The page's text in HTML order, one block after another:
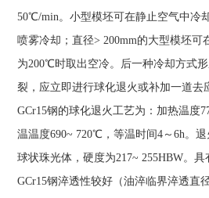
50℃/min。小型模坯可在静止空气中冷
喷雾冷却；直径> 200mm的大型模坯可
为200℃时取出空冷。后一种冷却方式
裂，应立即进行球化退火或补加一道去
GCr15钢的球化退火工艺为：加热温度
温温度690~ 720℃，等温时间4～6h。
球状珠光体，硬度为217~ 255HBW。具
GCr15钢淬透性较好（油淬临界淬透直